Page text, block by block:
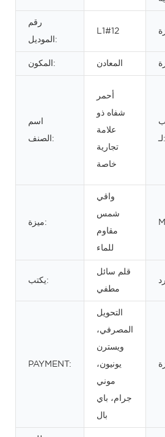
رقم
الموديل:
L1#12
المكون: المعادن
اسم
الصنف:
أحمر
شفاه ذو
علامة
تجارية
خاصة
لـ:
ميزة:
واقي
شمس
مقاوم
للماء
يكتب:
قلم سائل
مطفي
PAYMENT:
التحويل
المصرفي،
ويسترن
يونيون،
موني
جرام، باي
بال